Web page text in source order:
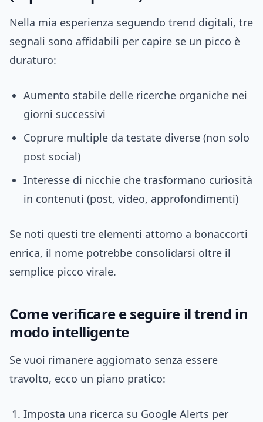
Nella mia esperienza seguendo trend digitali, tre
segnali sono affidabili per capire se un picco è
duraturo:
Aumento stabile delle ricerche organiche nei
giorni successivi
Coprure multiple da testate diverse (non solo
post social)
Interesse di nicchie che trasformano curiosità
in contenuti (post, video, approfondimenti)
Se noti questi tre elementi attorno a bonaccorti
enrica, il nome potrebbe consolidarsi oltre il
semplice picco virale.
Come verificare e seguire il trend in
modo intelligente
Se vuoi rimanere aggiornato senza essere
travolto, ecco un piano pratico:
Imposta una ricerca su Google Alerts per